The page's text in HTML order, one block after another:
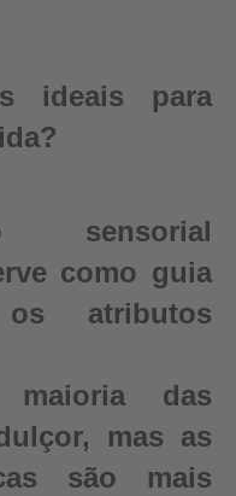
ideais para
sensorial
como guia
atributos
das
mas as
são mais